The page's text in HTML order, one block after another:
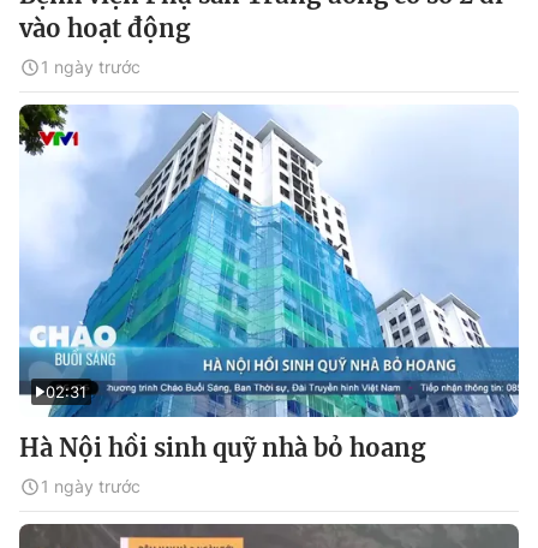
vào hoạt động
1 ngày trước
02:31
Hà Nội hồi sinh quỹ nhà bỏ hoang
1 ngày trước